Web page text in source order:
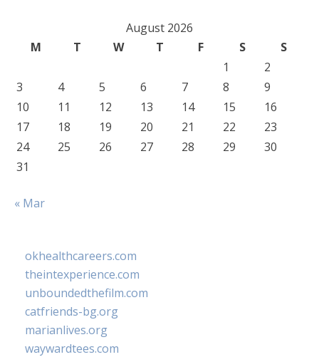
August 2026
M
T W T F S
S
1
2
3
4 5 6 7 8
9
10
11 12 13 14 15
16
17
18 19 20 21 22
23
24
25 26 27 28 29
30
31
« Mar
okhealthcareers.com
theintexperience.com
unboundedthefilm.com
catfriends-bg.org
marianlives.org
waywardtees.com